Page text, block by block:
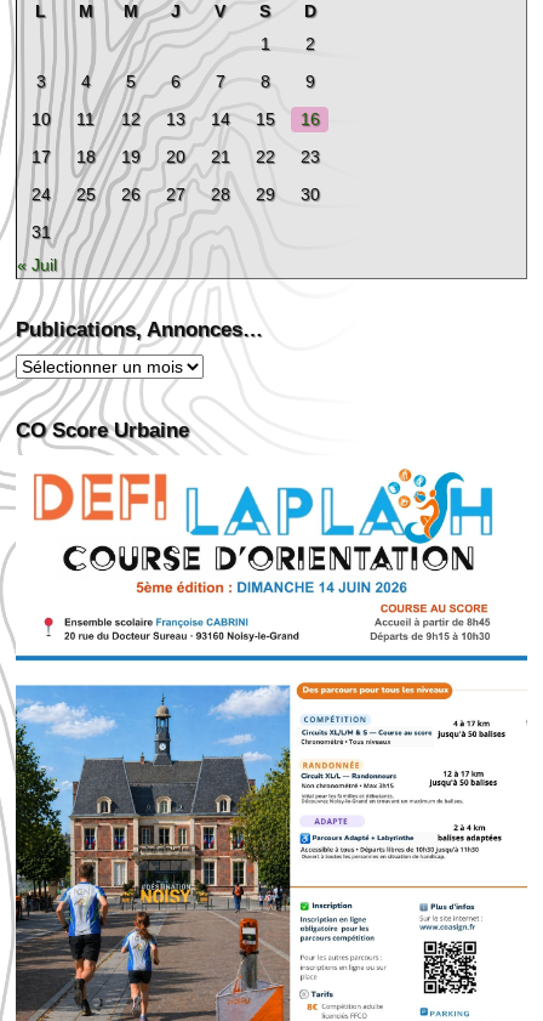
L
M M J V S
D
1
2
3
4 5 6 7 8
9
10
11 12 13 14 15
16
17
18 19 20 21 22
23
24
25 26 27 28 29
30
31
« Juil
Publications, Annonces…
Publications,
Annonces…
CO Score Urbaine